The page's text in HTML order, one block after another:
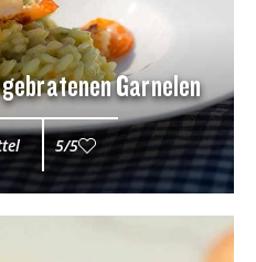
Garnelen
5/5